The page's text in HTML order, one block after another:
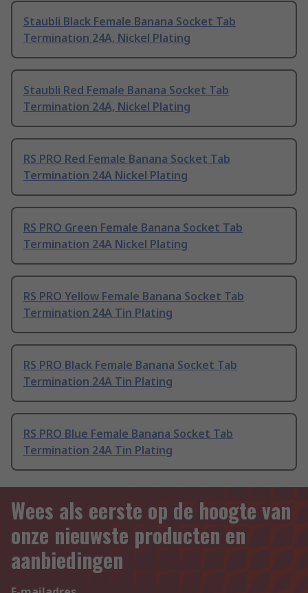
Staubli Black Female Banana Socket Tab
Termination 24A, Nickel Plating
Staubli Red Female Banana Socket Tab
Termination 24A, Nickel Plating
RS PRO Red Female Banana Socket Tab
Termination 24A Nickel Plating
RS PRO Green Female Banana Socket Tab
Termination 24A Nickel Plating
RS PRO Yellow Female Banana Socket Tab
Termination 24A Tin Plating
RS PRO Black Female Banana Socket Tab
Termination 24A Tin Plating
RS PRO Blue Female Banana Socket Tab
Termination 24A Tin Plating
Wees als eerste op de hoogte van
onze nieuwste producten en
aanbiedingen